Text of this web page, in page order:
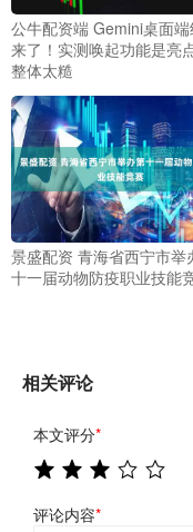
公牛配资端 Gemini桌面
来了！实测唤起功能是亮
整体太糙
景盛配资 青海省西宁市举
十一届动物防疫职业技能
相关评论
本文评分*
评论内容*